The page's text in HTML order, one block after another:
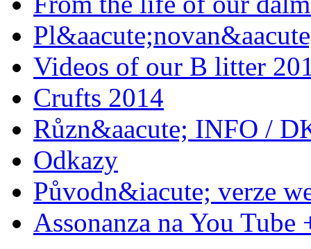
Videos of our B litter
Crufts 2014
Různ&aacute; INFO /
Odkazy
Původn&iacute; verze
Assonanza na You Tube